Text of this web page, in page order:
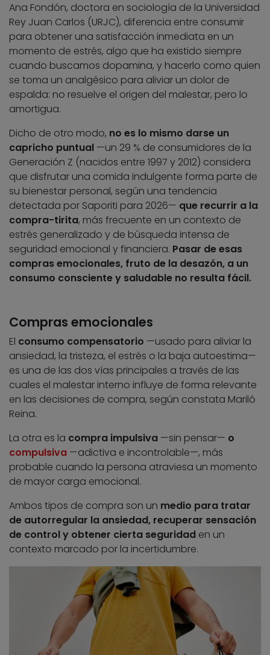
Ana Fondón, doctora en sociología de la Universidad
Rey Juan Carlos (URJC), diferencia entre consumir
para obtener una satisfacción inmediata en un
momento de estrés, algo que ha existido siempre
cuando buscamos dopamina, y hacerlo como quien
se toma un analgésico para aliviar un dolor de
espalda: no resuelve el origen del malestar, pero lo
amortigua.
Dicho de otro modo, no es lo mismo darse un
capricho puntual —un 29 % de consumidores de la
Generación Z (nacidos entre 1997 y 2012) considera
que disfrutar una comida indulgente forma parte de
su bienestar personal, según una tendencia
detectada por Saporiti para 2026— que recurrir a la
compra-tirita, más frecuente en un contexto de
estrés generalizado y de búsqueda intensa de
seguridad emocional y financiera. Pasar de esas
compras emocionales, fruto de la desazón, a un
consumo consciente y saludable no resulta fácil.
Compras emocionales
El consumo compensatorio —usado para aliviar la
ansiedad, la tristeza, el estrés o la baja autoestima—
es una de las dos vías principales a través de las
cuales el malestar interno influye de forma relevante
en las decisiones de compra, según constata Mariló
Reina.
La otra es la compra impulsiva —sin pensar— o
compulsiva —adictiva e incontrolable—, más
probable cuando la persona atraviesa un momento
de mayor carga emocional.
Ambos tipos de compra son un medio para tratar
de autorregular la ansiedad, recuperar sensación
de control y obtener cierta seguridad en un
contexto marcado por la incertidumbre.